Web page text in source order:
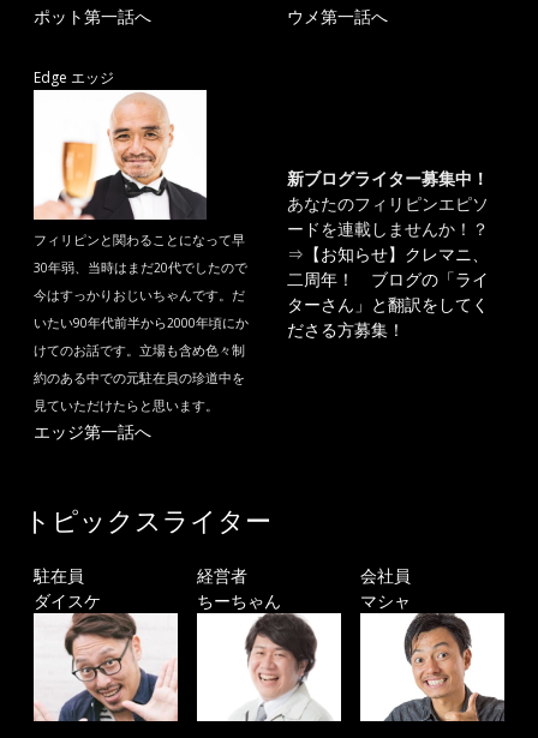
ポット第一話へ ウメ第一話へ
Edge エッジ
フィリピンと関わることになって早
30年弱、当時はまだ20代でしたので
今はすっかりおじいちゃんです。だ
いたい90年代前半から2000年頃にか
けてのお話です。立場も含め色々制
約のある中での元駐在員の珍道中を
見ていただけたらと思います。
エッジ第一話へ
新ブログライター募集中！
あなたのフィリピンエピソ
ードを連載しませんか！？
⇒ 【お知らせ】クレマニ、
二周年！ ブログの「ライ
ターさん」と翻訳をしてく
ださる方募集！
トピックスライター
駐在員
ダイスケ
経営者
ちーちゃん
会社員
マシャ